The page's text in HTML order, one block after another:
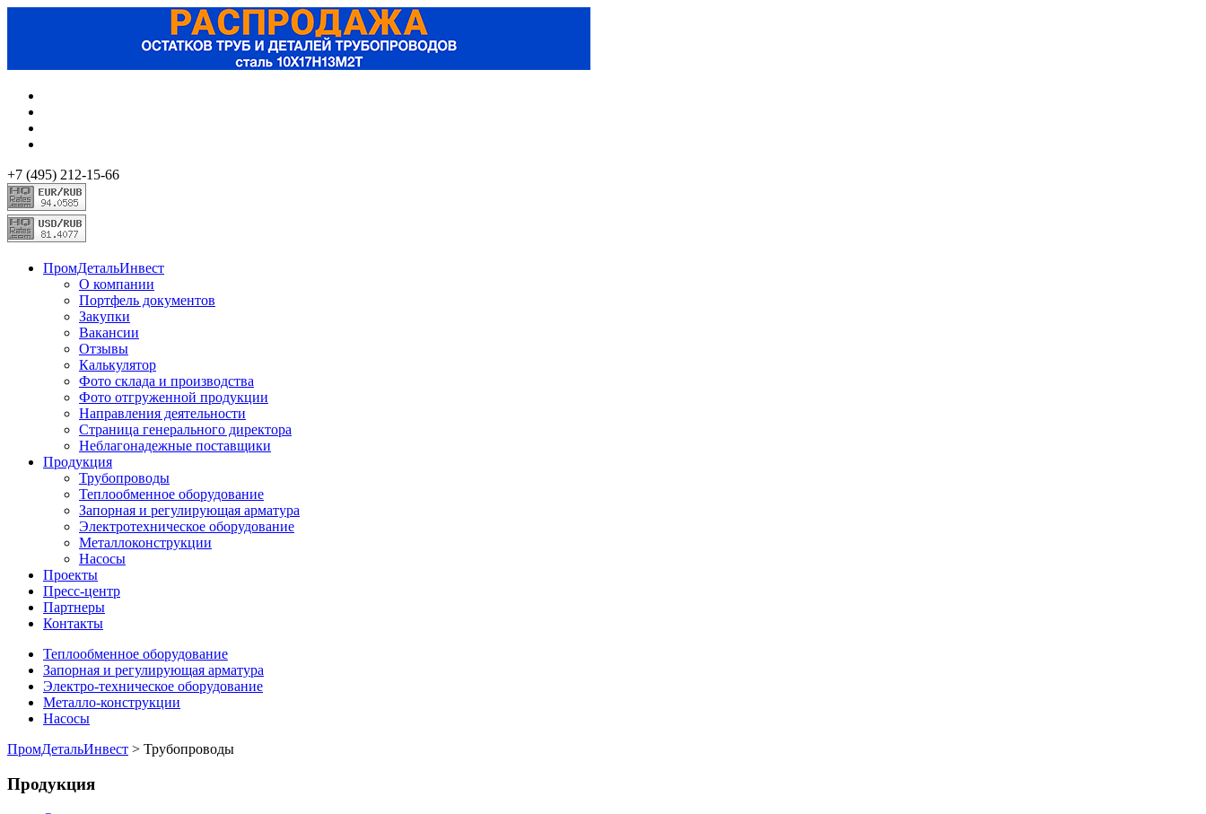
+7 (495) 212-15-66
ПромДетальИнвест
О компании
Портфель документов
Закупки
Вакансии
Отзывы
Калькулятор
Фото склада и производства
Фото отгруженной продукции
Направления деятельности
Страница генерального директора
Неблагонадежные поставщики
Продукция
Трубопроводы
Теплообменное оборудование
Запорная и регулирующая арматура
Электротехническое оборудование
Металлоконструкции
Насосы
Проекты
Пресс-центр
Партнеры
Контакты
Теплообменное оборудование
Запорная и регулирующая арматура
Электро-техническое оборудование
Металло-конструкции
Насосы
ПромДетальИнвест > Трубопроводы
Продукция